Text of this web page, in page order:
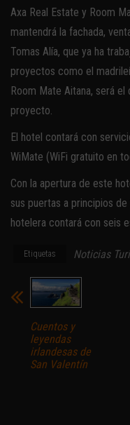
Axa Real Estate y Room
mantendrá la fachada,
Tomas Alía, que ya ha
proyectos como el
Room Mate Aitana, será
proyecto.
El hotel contará con
WiMate (WiFi gratuito en
Con la apertura de este
sus puertas a principios
hotelera contará con seis
Etiquetas Noticias
Cuentos y
leyendas
irlandesas de
San Valentín